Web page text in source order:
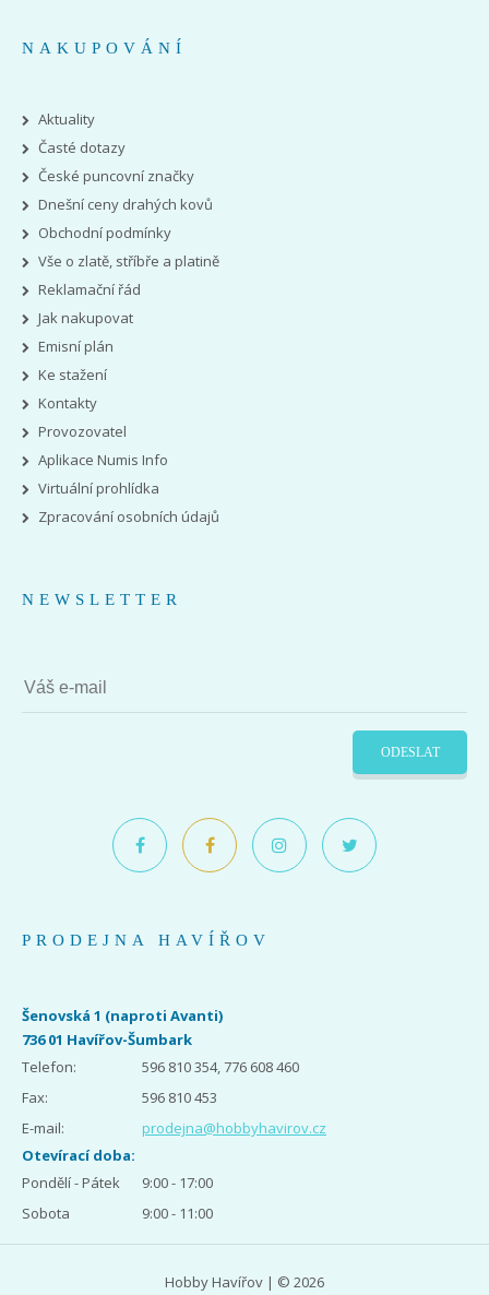
NAKUPOVÁNÍ
Aktuality
Časté dotazy
České puncovní značky
Dnešní ceny drahých kovů
Obchodní podmínky
Vše o zlatě, stříbře a platině
Reklamační řád
Jak nakupovat
Emisní plán
Ke stažení
Kontakty
Provozovatel
Aplikace Numis Info
Virtuální prohlídka
Zpracování osobních údajů
NEWSLETTER
ODESLAT
PRODEJNA HAVÍŘOV
Šenovská 1 (naproti Avanti)
736 01 Havířov-Šumbark
Telefon:
596 810 354, 776 608 460
Fax:
596 810 453
E-mail:
prodejna@hobbyhavirov.cz
Otevírací doba:
Pondělí - Pátek
9:00 - 17:00
Sobota
9:00 - 11:00
Hobby Havířov | © 2026